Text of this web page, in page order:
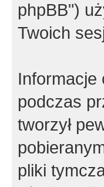
phpBB")
Twoich
Informacje
podczas
tworzył
pliki